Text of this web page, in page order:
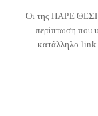
Οι της ΠΑΡΕ ΘΕΣΗ
περίπτωση που
κατάλληλο link